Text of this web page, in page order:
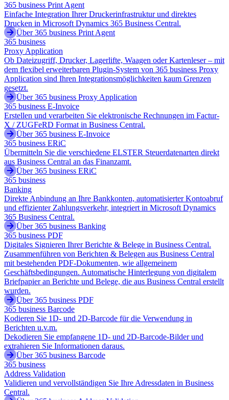
365 business Print Agent
Einfache Integration Ihrer Druckerinfrastruktur und direktes
Drucken in Microsoft Dynamics 365 Business Central.
Über 365 business Print Agent
365 business
Proxy Application
Ob Dateizugriff, Drucker, Lagerlifte, Waagen oder Kartenleser – mit
dem flexibel erweiterbaren Plugin-System von 365 business Proxy
Application sind Ihren Integrationsmöglichkeiten kaum Grenzen
gesetzt.
Über 365 business Proxy Application
365 business E-Invoice
Erstellen und verarbeiten Sie elektronische Rechnungen im Factur-
X / ZUGFeRD Format in Business Central.
Über 365 business E-Invoice
365 business ERiC
Übermitteln Sie die verschiedene ELSTER Steuerdatenarten direkt
aus Business Central an das Finanzamt.
Über 365 business ERiC
365 business
Banking
Direkte Anbindung an Ihre Bankkonten, automatisierter Kontoabruf
und effizienter Zahlungsverkehr, integriert in Microsoft Dynamics
365 Business Central.
Über 365 business Banking
365 business PDF
Digitales Signieren Ihrer Berichte & Belege in Business Central.
Zusammenführen von Berichten & Belegen aus Business Central
mit bestehenden PDF-Dokumenten, wie allgemeinem
Geschäftsbedingungen. Automatische Hinterlegung von digitalem
Briefpapier an Berichte und Belege, die aus Business Central erstellt
wurden.
Über 365 business PDF
365 business Barcode
Kodieren Sie 1D- und 2D-Barcode für die Verwendung in
Berichten u.v.m.
Dekodieren Sie empfangene 1D- und 2D-Barcode-Bilder und
extrahieren Sie Informationen daraus.
Über 365 business Barcode
365 business
Address Validation
Validieren und vervollständigen Sie Ihre Adressdaten in Business
Central.